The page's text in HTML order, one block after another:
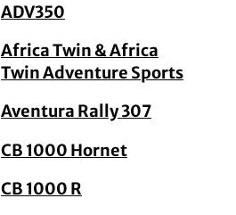
ADV350
Africa Twin & Africa
Twin Adventure Sports
Aventura Rally 307
CB 1000 Hornet
CB 1000 R